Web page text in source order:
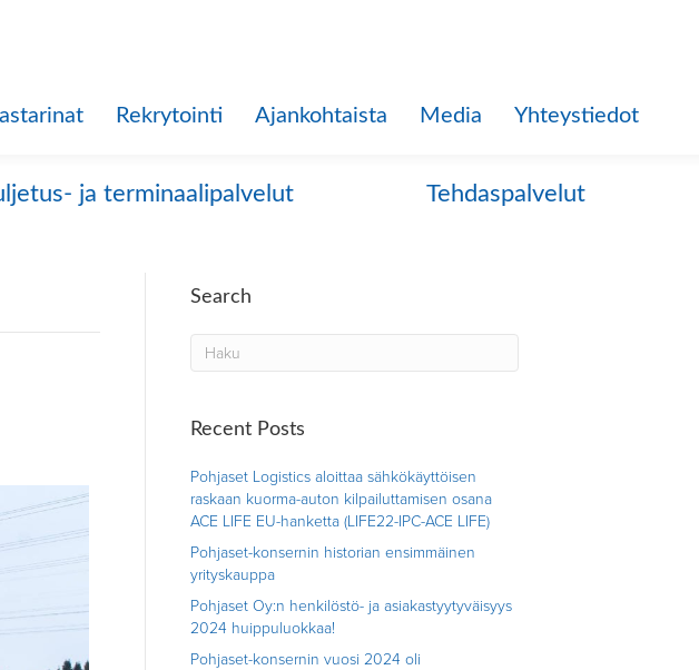
Rekrytointi Ajankohtaista Media Yhteystiedot
ja terminaalipalvelut Tehdaspalvelut
Search
Recent Posts
Pohjaset Logistics aloittaa sähkökäyttöisen
raskaan kuorma-auton kilpailuttamisen osana
ACE LIFE EU-hanketta (LIFE22-IPC-ACE LIFE)
Pohjaset-konsernin historian ensimmäinen
yrityskauppa
Pohjaset Oy:n henkilöstö- ja asiakastyytyväisyys
2024 huippuluokkaa!
Pohjaset-konsernin vuosi 2024 oli